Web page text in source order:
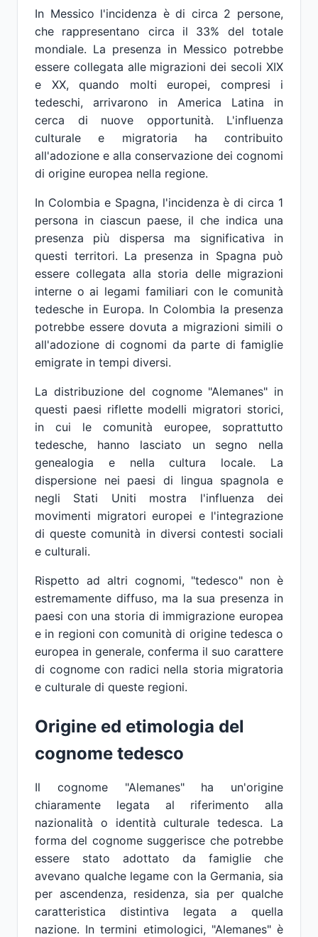
In Messico l'incidenza è di circa 2 persone,
che rappresentano circa il 33% del totale
mondiale. La presenza in Messico potrebbe
essere collegata alle migrazioni dei secoli XIX
e XX, quando molti europei, compresi i
tedeschi, arrivarono in America Latina in
cerca di nuove opportunità. L'influenza
culturale e migratoria ha contribuito
all'adozione e alla conservazione dei cognomi
di origine europea nella regione.
In Colombia e Spagna, l'incidenza è di circa 1
persona in ciascun paese, il che indica una
presenza più dispersa ma significativa in
questi territori. La presenza in Spagna può
essere collegata alla storia delle migrazioni
interne o ai legami familiari con le comunità
tedesche in Europa. In Colombia la presenza
potrebbe essere dovuta a migrazioni simili o
all'adozione di cognomi da parte di famiglie
emigrate in tempi diversi.
La distribuzione del cognome "Alemanes" in
questi paesi riflette modelli migratori storici,
in cui le comunità europee, soprattutto
tedesche, hanno lasciato un segno nella
genealogia e nella cultura locale. La
dispersione nei paesi di lingua spagnola e
negli Stati Uniti mostra l'influenza dei
movimenti migratori europei e l'integrazione
di queste comunità in diversi contesti sociali
e culturali.
Rispetto ad altri cognomi, "tedesco" non è
estremamente diffuso, ma la sua presenza in
paesi con una storia di immigrazione europea
e in regioni con comunità di origine tedesca o
europea in generale, conferma il suo carattere
di cognome con radici nella storia migratoria
e culturale di queste regioni.
Origine ed etimologia del
cognome tedesco
Il cognome "Alemanes" ha un'origine
chiaramente legata al riferimento alla
nazionalità o identità culturale tedesca. La
forma del cognome suggerisce che potrebbe
essere stato adottato da famiglie che
avevano qualche legame con la Germania, sia
per ascendenza, residenza, sia per qualche
caratteristica distintiva legata a quella
nazione. In termini etimologici, "Alemanes" è